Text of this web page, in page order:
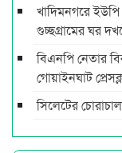
খাদিমনগরে
গুচ্ছগ্রামের ঘর
বিএনপি নেতার
গোয়াইনঘাট
সিলেটের